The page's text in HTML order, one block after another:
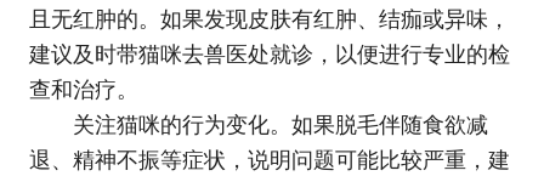
且无红肿的。如果发现皮肤有红肿、结痂或异味，
建议及时带猫咪去兽医处就诊，以便进行专业的检
查和治疗。
关注猫咪的行为变化。如果脱毛伴随食欲减
退、精神不振等症状，说明问题可能比较严重，建